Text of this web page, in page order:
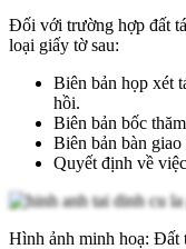
Đối với trường hợp đất
loại giấy tờ sau:
Biên bản họp xét
hồi.
Biên bản bốc
Biên bản bàn
Quyết định về
Hình ảnh minh hoạ: Đất